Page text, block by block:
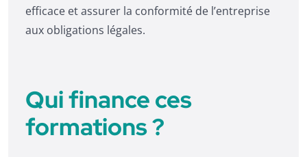
efficace et assurer la conformité de l’entreprise
aux obligations légales.
Qui finance ces
formations ?